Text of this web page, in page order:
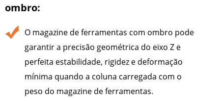
ombro:
O magazine de ferramentas com ombro pode
garantir a precisão geométrica do eixo Z e
perfeita estabilidade, rigidez e deformação
mínima quando a coluna carregada com o
peso do magazine de ferramentas.